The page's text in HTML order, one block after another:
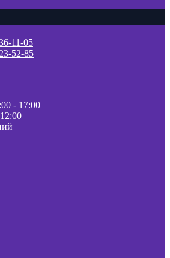
11-05
52-85
- 17:00